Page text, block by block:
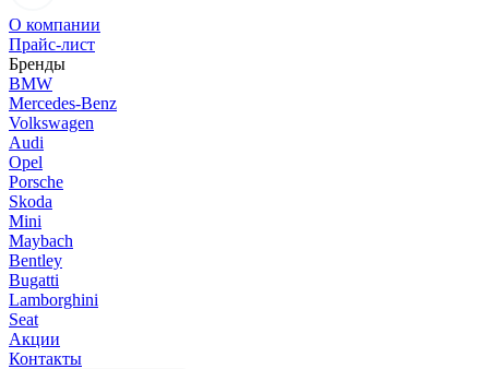
О компании
Прайс-лист
Бренды
BMW
Mercedes-Benz
Volkswagen
Audi
Opel
Porsche
Skoda
Mini
Maybach
Bentley
Bugatti
Lamborghini
Seat
Акции
Контакты